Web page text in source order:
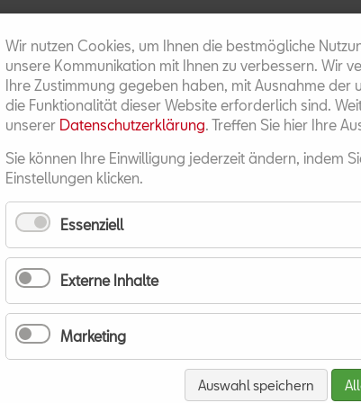
SERVICE
Wir nutzen Cookies, um Ihnen die bestmögliche
unsere Kommunikation mit Ihnen zu verbessern. Wir
Ihre Zustimmung gegeben haben, mit Ausnahme
die Funktionalität dieser Website erforderlich sind.
unserer Datenschutzerklärung. Treffen Sie hier Ihre
Sie können Ihre Einwilligung jederzeit ändern, indem
Einstellungen klicken.
Essenziell
Externe Inhalte
Marketing
Auswahl speichern